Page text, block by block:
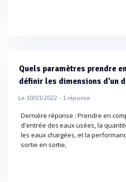
Quels paramètres prendre
définir les dimensions d'un
Le 10/01/2022 - 1réponse
Dernière réponse : Prendre en
d'entrée des eaux usées, la
les eaux chargées, et la
sortie en sortie,